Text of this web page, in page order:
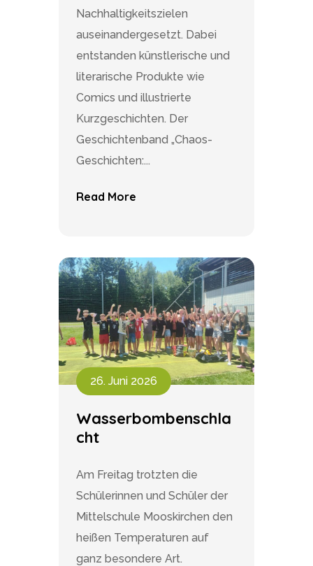
Nachhaltigkeitszielen
auseinandergesetzt. Dabei
entstanden künstlerische und
literarische Produkte wie
Comics und illustrierte
Kurzgeschichten. Der
Geschichtenband „Chaos-
Geschichten:...
Read More
26. Juni 2026
Wasserbombenschla
cht
Am Freitag trotzten die
Schülerinnen und Schüler der
Mittelschule Mooskirchen den
heißen Temperaturen auf
ganz besondere Art.